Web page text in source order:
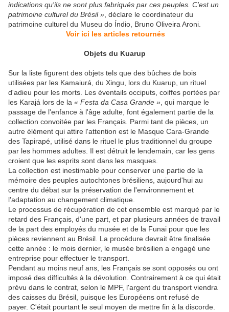
indications qu'ils ne sont plus fabriqués par ces peuples. C'est un
patrimoine culturel du Brésil » , déclare le coordinateur du
patrimoine culturel du Museu do Índio, Bruno Oliveira Aroni.
Voir ici les articles retournés
Objets du Kuarup
Sur la liste figurent des objets tels que des bûches de bois
utilisées par les Kamaiurá, du Xingu, lors du Kuarup, un rituel
d'adieu pour les morts. Les éventails occiputs, coiffes portées par
les Karajá lors de la « Festa da Casa Grande » , qui marque le
passage de l'enfance à l'âge adulte, font également partie de la
collection convoitée par les Français. Parmi tant de pièces, un
autre élément qui attire l'attention est le Masque Cara-Grande
des Tapirapé, utilisé dans le rituel le plus traditionnel du groupe
par les hommes adultes. Il est détruit le lendemain, car les gens
croient que les esprits sont dans les masques.
La collection est inestimable pour conserver une partie de la
mémoire des peuples autochtones brésiliens, aujourd'hui au
centre du débat sur la préservation de l'environnement et
l'adaptation au changement climatique.
Le processus de récupération de cet ensemble est marqué par le
retard des Français, d'une part, et par plusieurs années de travail
de la part des employés du musée et de la Funai pour que les
pièces reviennent au Brésil. La procédure devrait être finalisée
cette année : le mois dernier, le musée brésilien a engagé une
entreprise pour effectuer le transport.
Pendant au moins neuf ans, les Français se sont opposés ou ont
imposé des difficultés à la dévolution. Contrairement à ce qui était
prévu dans le contrat, selon le MPF, l'argent du transport viendra
des caisses du Brésil, puisque les Européens ont refusé de
payer. C'était pourtant le seul moyen de mettre fin à la discorde.